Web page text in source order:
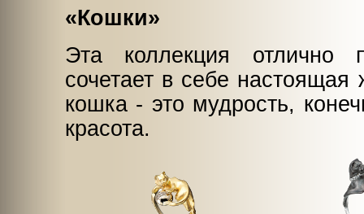
«Кошки»
Эта коллекция отлично
сочетает в себе
кошка - это мудрость,
красота.